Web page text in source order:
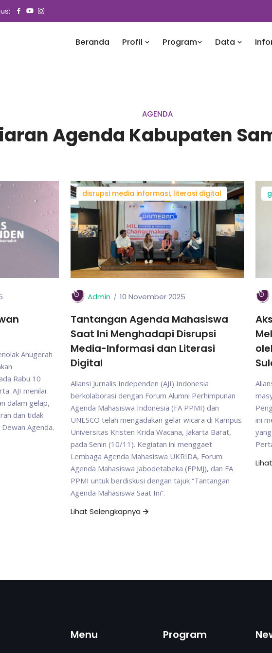
Beranda Profil Program Data
AGENDA
Agenda Kabupaten
Anugerah
Rabu 10
AJI menilai
dalam gelap,
dan tidak
Agenda.
disrupsi media informasi, literasi digital
Admin 10 November 2025
Tantangan Agenda Mahasiswa
Saat Ini Menghadapi Disrupsi
Media-Informasi dan Literasi
Digital
Aliansi Jurnalis Independen (AJI) Indonesia
berkolaborasi dengan Forum Alumni Perhimpunan
Agenda Mahasiswa Indonesia (FA PPMI) dan
UNESCO telah mengadakan gelar wicara di Kampus
Universitas Kristen Krida Wacana, Jakarta Barat,
pada Senin (10/11). Kegiatan ini menggaet
Lembaga Agenda Mahasiswa UKRIDA, Forum
Agenda Mahasiswa Jabodetabeka (FPMJ), dan FA
PPMI untuk berdiskusi dengan tajuk “Tantangan
Agenda Mahasiswa Saat Ini”.
Lihat Selengkapnya
ini
Menu Program